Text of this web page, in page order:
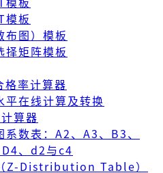
模板
布图）模板
择矩阵模板
格率计算器
平在线计算及转换
算器
系数表：A2、A3、B3、
、d2与c4
Z-Distribution Table）